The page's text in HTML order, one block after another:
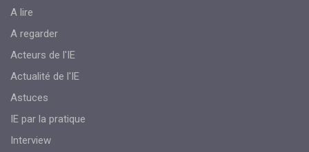
A lire
A regarder
Acteurs de l'IE
Actualité de l'IE
Astuces
IE par la pratique
Interview